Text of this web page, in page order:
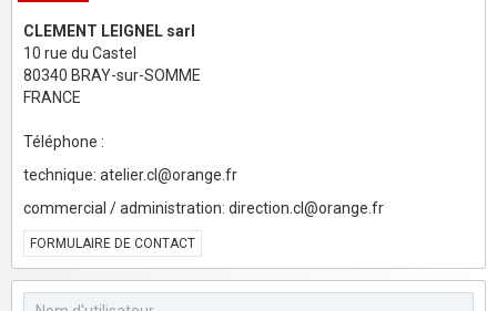
CLEMENT LEIGNEL sarl
10 rue du Castel
80340 BRAY-sur-SOMME
FRANCE
Téléphone :
technique: atelier.cl@orange.fr
commercial / administration: direction.cl@orange.fr
FORMULAIRE DE CONTACT